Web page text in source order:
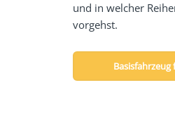
und in welcher
vorgehst.